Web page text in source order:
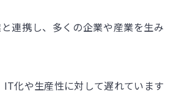
連携し、多くの企業や産業を生み
IT化や生産性に対して遅れています